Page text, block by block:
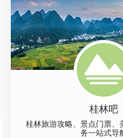
桂林吧
桂林旅游攻略、景点门票、
务一站式导